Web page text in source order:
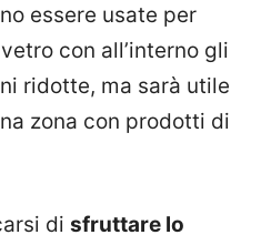
essere usate per
con all’interno gli
ridotte, ma sarà utile
zona con prodotti di
di sfruttare lo